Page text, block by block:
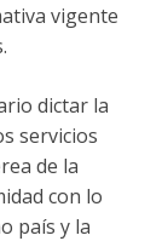
vigente
dictar la
servicios
de la
con lo
país y la